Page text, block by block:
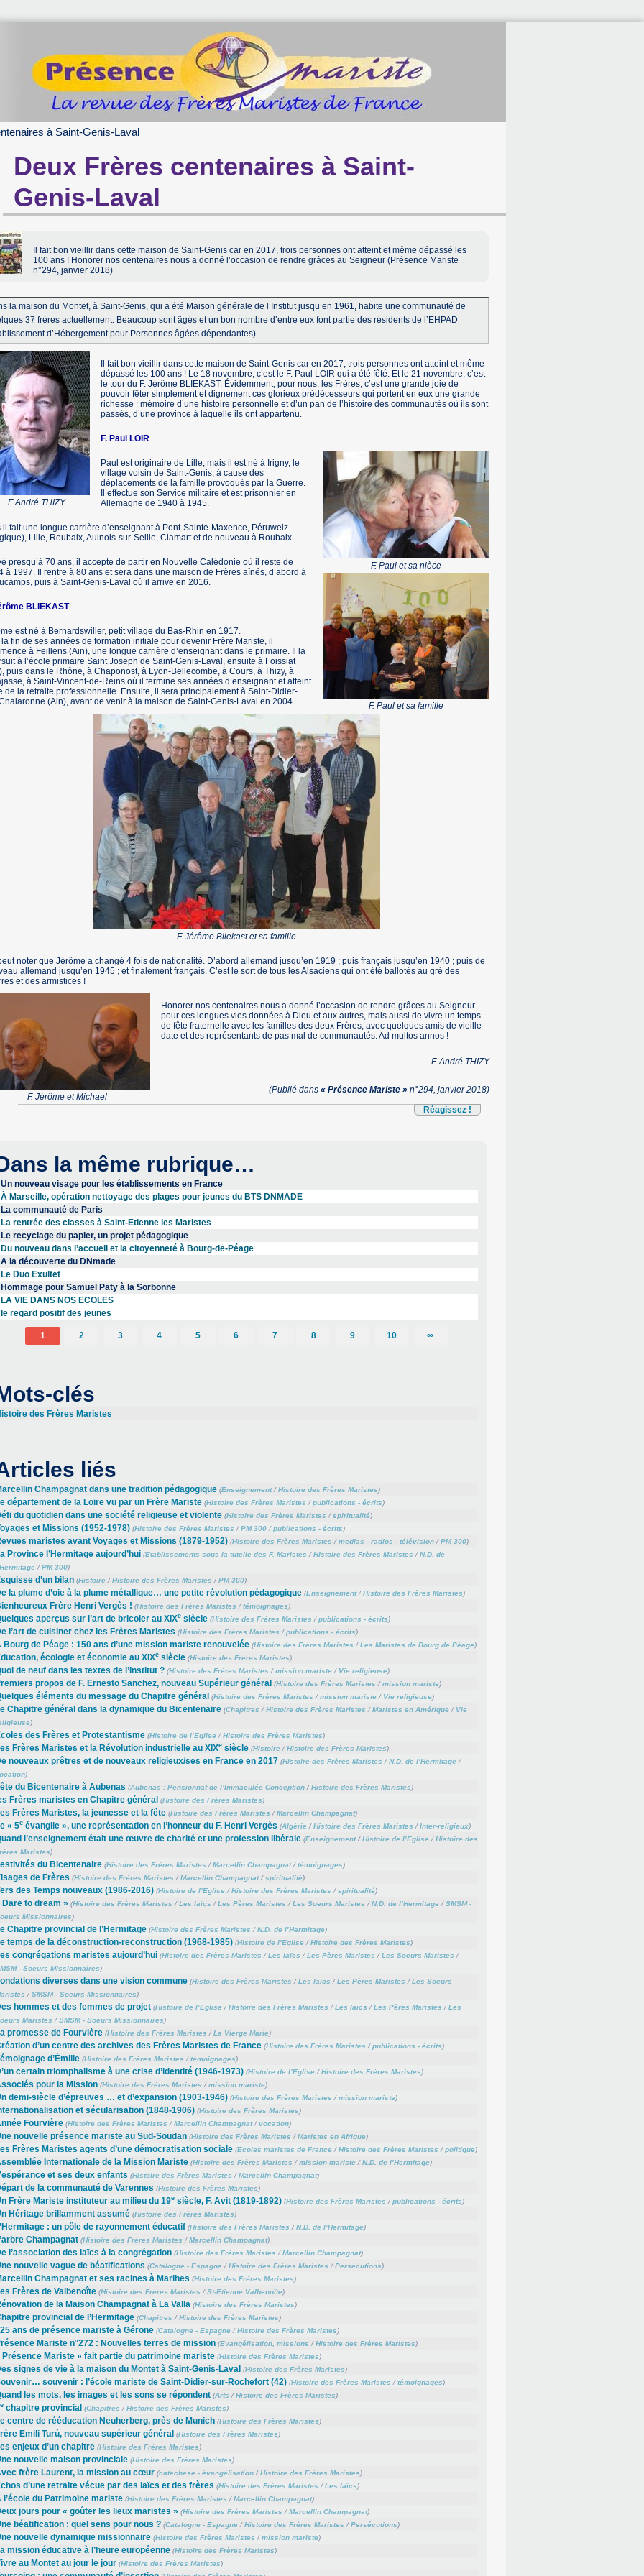
à Saint-Genis-Laval
Deux Frères centenaires à Saint-
Genis-Laval
Il fait bon vieillir dans cette maison de Saint-Genis car en 2017, trois personnes ont atteint et même dépassé les
100 ans ! Honorer nos centenaires nous a donné l’occasion de rendre grâces au Seigneur (Présence Mariste
n°294, janvier 2018)
la maison du Montet, à Saint-Genis, qui a été Maison générale de l’Institut jusqu’en 1961, habite une communauté de
37 frères actuellement. Beaucoup sont âgés et un bon nombre d’entre eux font partie des résidents de l’EHPAD
d’Hébergement pour Personnes âgées dépendantes).
F André THIZY
Il fait bon vieillir dans cette maison de Saint-Genis car en 2017, trois personnes ont atteint et même
dépassé les 100 ans ! Le 18 novembre, c’est le F. Paul LOIR qui a été fêté. Et le 21 novembre, c’est
le tour du F. Jérôme BLIEKAST. Évidemment, pour nous, les Frères, c’est une grande joie de
pouvoir fêter simplement et dignement ces glorieux prédécesseurs qui portent en eux une grande
richesse : mémoire d’une histoire personnelle et d’un pan de l’histoire des communautés où ils sont
passés, d’une province à laquelle ils ont appartenu.
F. Paul LOIR
F. Paul et sa nièce
Paul est originaire de Lille, mais il est né à Irigny, le
village voisin de Saint-Genis, à cause des
déplacements de la famille provoqués par la Guerre.
Il effectue son Service militaire et est prisonnier en
Allemagne de 1940 à 1945.
il fait une longue carrière d’enseignant à Pont-Sainte-Maxence, Péruwelz
Lille, Roubaix, Aulnois-sur-Seille, Clamart et de nouveau à Roubaix.
F. Paul et sa famille
presqu’à 70 ans, il accepte de partir en Nouvelle Calédonie où il reste de
à 1997. Il rentre à 80 ans et sera dans une maison de Frères aînés, d’abord à
puis à Saint-Genis-Laval où il arrive en 2016.
BLIEKAST
est né à Bernardswiller, petit village du Bas-Rhin en 1917.
la fin de ses années de formation initiale pour devenir Frère Mariste, il
à Feillens (Ain), une longue carrière d’enseignant dans le primaire. Il la
à l’école primaire Saint Joseph de Saint-Genis-Laval, ensuite à Foissiat
puis dans le Rhône, à Chaponost, à Lyon-Bellecombe, à Cours, à Thizy, à
à Saint-Vincent-de-Reins où il termine ses années d’enseignant et atteint
de la retraite professionnelle. Ensuite, il sera principalement à Saint-Didier-
(Ain), avant de venir à la maison de Saint-Genis-Laval en 2004.
F. Jérôme Bliekast et sa famille
noter que Jérôme a changé 4 fois de nationalité. D’abord allemand jusqu’en 1919 ; puis français jusqu’en 1940 ; puis de
allemand jusqu’en 1945 ; et finalement français. C’est le sort de tous les Alsaciens qui ont été ballotés au gré des
et des armistices !
F. Jérôme et Michael
Honorer nos centenaires nous a donné l’occasion de rendre grâces au Seigneur
pour ces longues vies données à Dieu et aux autres, mais aussi de vivre un temps
de fête fraternelle avec les familles des deux Frères, avec quelques amis de vieille
date et des représentants de pas mal de communautés. Ad multos annos !
F. André THIZY
(Publié dans« Présence Mariste » n°294, janvier 2018)
Réagissez !
la même rubrique…
Un nouveau visage pour les établissements en France
À Marseille, opération nettoyage des plages pour jeunes du BTS DNMADE
La communauté de Paris
La rentrée des classes à Saint-Etienne les Maristes
Le recyclage du papier, un projet pédagogique
Du nouveau dans l’accueil et la citoyenneté à Bourg-de-Péage
A la découverte du DNmade
Le Duo Exultet
Hommage pour Samuel Paty à la Sorbonne
LA VIE DANS NOS ECOLES
le regard positif des jeunes
1 2 3 4 5 6 7 8 9 10 ∞
clés
des Frères Maristes
liés
Champagnat dans une tradition pédagogique (Enseignement/Histoire des Frères Maristes)
département de la Loire vu par un Frère Mariste (Histoire des Frères Maristes /publications - écrits)
du quotidien dans une société religieuse et violente (Histoire des Frères Maristes / spiritualité)
et Missions (1952-1978) (Histoire des Frères Maristes /PM 300/publications - écrits)
maristes avant Voyages et Missions (1879-1952) (Histoire des Frères Maristes /medias - radios - télévision/PM 300)
Province l’Hermitage aujourd’hui (Etablissements sous la tutelle des F. Maristes /Histoire des Frères Maristes /N.D. de
/PM 300)
d’un bilan (Histoire/Histoire des Frères Maristes /PM 300)
la plume d’oie à la plume métallique… une petite révolution pédagogique (Enseignement/Histoire des Frères Maristes)
Frère Henri Vergès ! (Histoire des Frères Maristes /témoignages)
aperçus sur l’art de bricoler au XIXesiècle (Histoire des Frères Maristes /publications - écrits)
l’art de cuisiner chez les Frères Maristes (Histoire des Frères Maristes /publications - écrits)
Bourg de Péage : 150 ans d’une mission mariste renouvelée (Histoire des Frères Maristes /Les Maristes de Bourg de Péage)
écologie et économie au XIXesiècle (Histoire des Frères Maristes)
de neuf dans les textes de l’Institut ? (Histoire des Frères Maristes /mission mariste/ Vie religieuse)
propos de F. Ernesto Sanchez, nouveau Supérieur général (Histoire des Frères Maristes /mission mariste)
éléments du message du Chapitre général (Histoire des Frères Maristes /mission mariste/ Vie religieuse)
Chapitre général dans la dynamique du Bicentenaire (Chapitres /Histoire des Frères Maristes /Maristes en Amérique/ Vie
)
des Frères et Protestantisme (Histoire de l’Eglise/Histoire des Frères Maristes)
Frères Maristes et la Révolution industrielle au XIXesiècle (Histoire/Histoire des Frères Maristes)
nouveaux prêtres et de nouveaux religieux/ses en France en 2017 (Histoire des Frères Maristes /N.D. de l’Hermitage/
)
du Bicentenaire à Aubenas (Aubenas : Pensionnat de l’Immaculée Conception/Histoire des Frères Maristes)
Frères maristes en Chapitre général (Histoire des Frères Maristes)
Frères Maristes, la jeunesse et la fête (Histoire des Frères Maristes /Marcellin Champagnat)
« 5eévangile », une représentation en l’honneur du F. Henri Vergès (Algérie/Histoire des Frères Maristes /Inter-religieux)
l’enseignement était une œuvre de charité et une profession libérale (Enseignement/Histoire de l’Eglise/Histoire des
Maristes)
du Bicentenaire (Histoire des Frères Maristes /Marcellin Champagnat/témoignages)
de Frères (Histoire des Frères Maristes /Marcellin Champagnat/ spiritualité)
des Temps nouveaux (1986-2016) (Histoire de l’Eglise/Histoire des Frères Maristes /spiritualité)
Dare to dream » (Histoire des Frères Maristes /Les laïcs /Les Pères Maristes /Les Soeurs Maristes /N.D. de l’Hermitage/SMSM -
Missionnaires)
Chapitre provincial de l’Hermitage (Histoire des Frères Maristes /N.D. de l’Hermitage)
temps de la déconstruction-reconstruction (1968-1985) (Histoire de l’Eglise/Histoire des Frères Maristes)
congrégations maristes aujourd’hui (Histoire des Frères Maristes /Les laïcs /Les Pères Maristes /Les Soeurs Maristes /
- Soeurs Missionnaires)
diverses dans une vision commune (Histoire des Frères Maristes /Les laïcs /Les Pères Maristes /Les Soeurs
/SMSM - Soeurs Missionnaires)
hommes et des femmes de projet (Histoire de l’Eglise/Histoire des Frères Maristes /Les laïcs /Les Pères Maristes /Les
Maristes /SMSM - Soeurs Missionnaires)
promesse de Fourvière (Histoire des Frères Maristes /La Vierge Marie)
d’un centre des archives des Frères Maristes de France (Histoire des Frères Maristes /publications - écrits)
d’Émilie (Histoire des Frères Maristes /témoignages)
certain triomphalisme à une crise d’identité (1946-1973) (Histoire de l’Eglise/Histoire des Frères Maristes)
pour la Mission (Histoire des Frères Maristes /mission mariste)
demi-siècle d’épreuves … et d’expansion (1903-1946) (Histoire des Frères Maristes /mission mariste)
et sécularisation (1848-1906) (Histoire des Frères Maristes)
Fourvière (Histoire des Frères Maristes /Marcellin Champagnat/vocation)
nouvelle présence mariste au Sud-Soudan (Histoire des Frères Maristes /Maristes en Afrique)
Frères Maristes agents d’une démocratisation sociale (Ecoles maristes de France/Histoire des Frères Maristes /politique)
Internationale de la Mission Mariste (Histoire des Frères Maristes /mission mariste/N.D. de l’Hermitage)
et ses deux enfants (Histoire des Frères Maristes /Marcellin Champagnat)
de la communauté de Varennes (Histoire des Frères Maristes)
Frère Mariste instituteur au milieu du 19esiècle, F. Avit (1819-1892) (Histoire des Frères Maristes /publications - écrits)
Héritage brillamment assumé (Histoire des Frères Maristes)
: un pôle de rayonnement éducatif (Histoire des Frères Maristes /N.D. de l’Hermitage)
Champagnat (Histoire des Frères Maristes /Marcellin Champagnat)
l’association des laïcs à la congrégation (Histoire des Frères Maristes /Marcellin Champagnat)
nouvelle vague de béatifications (Catalogne - Espagne/Histoire des Frères Maristes /Persécutions)
Champagnat et ses racines à Marlhes (Histoire des Frères Maristes)
Frères de Valbenoîte (Histoire des Frères Maristes /St-Etienne Valbenoîte)
de la Maison Champagnat à La Valla (Histoire des Frères Maristes)
provincial de l’Hermitage (Chapitres /Histoire des Frères Maristes)
ans de présence mariste à Gérone (Catalogne - Espagne/Histoire des Frères Maristes)
Mariste n°272 : Nouvelles terres de mission (Evangélisation, missions /Histoire des Frères Maristes)
Présence Mariste » fait partie du patrimoine mariste (Histoire des Frères Maristes)
signes de vie à la maison du Montet à Saint-Genis-Laval (Histoire des Frères Maristes)
souvenir : l’école mariste de Saint-Didier-sur-Rochefort (42) (Histoire des Frères Maristes /témoignages)
les mots, les images et les sons se répondent (Arts /Histoire des Frères Maristes)
echapitre provincial (Chapitres /Histoire des Frères Maristes)
centre de rééducation Neuherberg, près de Munich (Histoire des Frères Maristes)
Emili Turú, nouveau supérieur général (Histoire des Frères Maristes)
enjeux d’un chapitre (Histoire des Frères Maristes)
nouvelle maison provinciale (Histoire des Frères Maristes)
frère Laurent, la mission au cœur (catéchèse - évangélisation/Histoire des Frères Maristes)
d’une retraite vécue par des laïcs et des frères (Histoire des Frères Maristes /Les laïcs)
l’école du Patrimoine mariste (Histoire des Frères Maristes /Marcellin Champagnat)
jours pour « goûter les lieux maristes » (Histoire des Frères Maristes /Marcellin Champagnat)
béatification : quel sens pour nous ? (Catalogne - Espagne/Histoire des Frères Maristes /Persécutions)
nouvelle dynamique missionnaire (Histoire des Frères Maristes /mission mariste)
mission éducative à l’heure européenne (Histoire des Frères Maristes)
au Montet au jour le jour (Histoire des Frères Maristes)